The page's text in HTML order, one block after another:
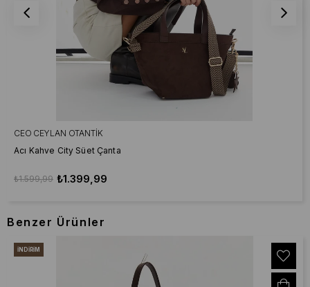
CEO CEYLAN OTANTIK
Acı Kahve City Süet Çanta
₺1.399,99
₺1.599,99
Benzer Ürünler
İNDIRIM